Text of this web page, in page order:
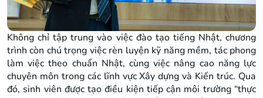
Không chỉ tập trung vào việc đào tạo tiếng Nhật, chương
trình còn chú trọng việc rèn luyện kỹ năng mềm, tác phong
làm việc theo chuẩn Nhật, cùng việc nâng cao năng lực
chuyên môn trong các lĩnh vực Xây dựng và Kiến trúc. Qua
đó, sinh viên được tạo điều kiện tiếp cận môi trường “thực